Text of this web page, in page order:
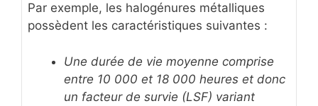
Par exemple, les halogénures métalliques
possèdent les caractéristiques suivantes :
Une durée de vie moyenne comprise
entre 10 000 et 18 000 heures et donc
un facteur de survie (LSF) variant